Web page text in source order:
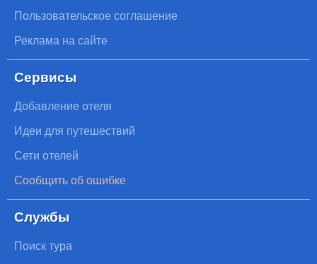
Пользовательское соглашение
Реклама на сайте
Сервисы
Добавление отеля
Идеи для путешествий
Сети отелей
Сообщить об ошибке
Службы
Поиск тура